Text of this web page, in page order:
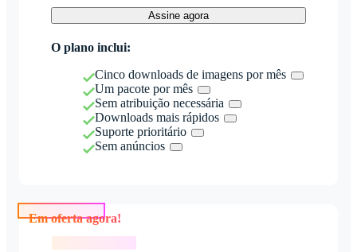
Assine agora
O plano inclui:
Cinco downloads de imagens por mês
Um pacote por mês
Sem atribuição necessária
Downloads mais rápidos
Suporte prioritário
Sem anúncios